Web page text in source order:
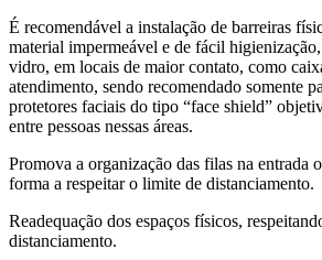
É recomendável a instalação de barreiras
material impermeável e de fácil
vidro, em locais de maior contato, como
atendimento, sendo recomendado somente
protetores faciais do tipo “face shield”
entre pessoas nessas áreas.
Promova a organização das filas na entrada
forma a respeitar o limite de distanciamento.
Readequação dos espaços físicos,
distanciamento.